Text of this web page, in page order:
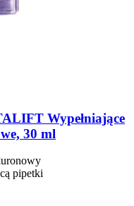
Wypełniające
30 ml
pipetki